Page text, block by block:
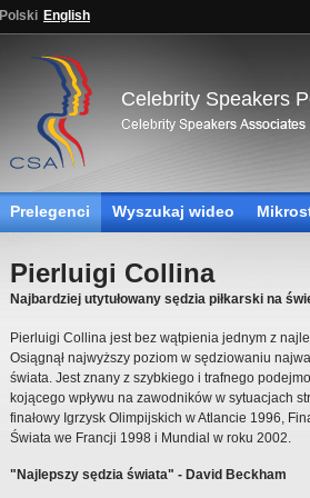
Polski English
Celebrity Speakers
Prelegenci Wyszukaj wideo
Pierluigi Collina
Najbardziej utytułowany sędzia piłkarski na
Pierluigi Collina jest bez wątpienia jednym z
Osiągnął najwyższy poziom w sędziowaniu
świata. Jest znany z szybkiego i trafnego
kojącego wpływu na zawodników w sytuacjach
finałowy Igrzysk Olimpijskich w Atlancie 1996,
Świata we Francji 1998 i Mundial w roku 2002.
"Najlepszy sędzia świata" - David Beckham